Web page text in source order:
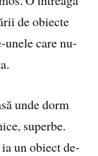
de obiecte
care nu-
unde dorm
superbe.
un obiect de-